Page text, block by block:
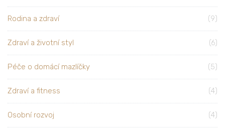
Rodina a zdraví (9)
Zdraví a životní styl (6)
Péče o domácí mazlíčky (5)
Zdraví a fitness (4)
Osobní rozvoj (4)